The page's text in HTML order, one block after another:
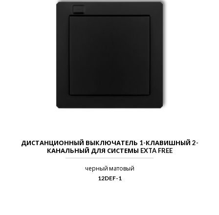
ДИСТАНЦИОННЫЙ ВЫКЛЮЧАТЕЛЬ 1-КЛАВИШНЫЙ 2-
КАНАЛЬНЫЙ ДЛЯ СИСТЕМЫ EXTA FREE
черный матовый
12DEF-1